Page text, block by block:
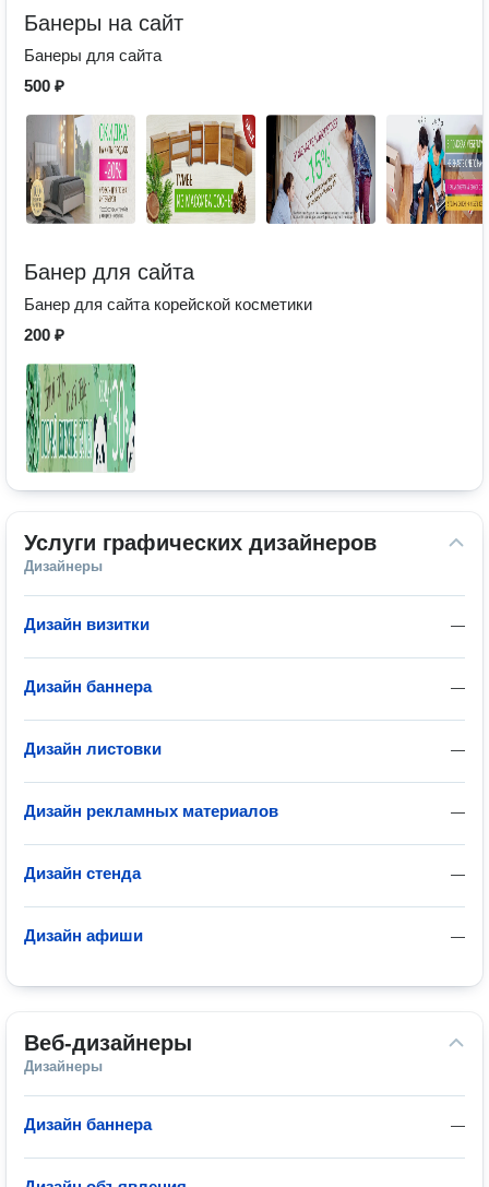
Банеры на сайт
Банеры для сайта
500 ₽
Банер для сайта
Банер для сайта корейской косметики
200 ₽
Услуги графических дизайнеров
Дизайнеры
—
Дизайн визитки
—
Дизайн баннера
—
Дизайн листовки
—
Дизайн рекламных материалов
—
Дизайн стенда
—
Дизайн афиши
Веб-дизайнеры
Дизайнеры
—
Дизайн баннера